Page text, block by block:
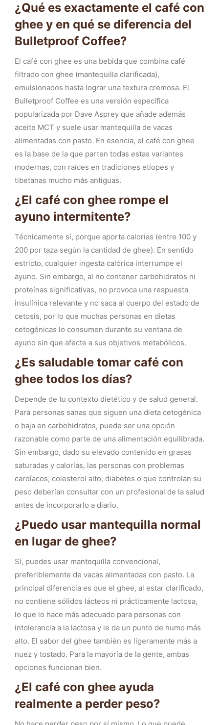
¿Qué es exactamente el café con
ghee y en qué se diferencia del
Bulletproof Coffee?
El café con ghee es una bebida que combina café
filtrado con ghee (mantequilla clarificada),
emulsionados hasta lograr una textura cremosa. El
Bulletproof Coffee es una versión específica
popularizada por Dave Asprey que añade además
aceite MCT y suele usar mantequilla de vacas
alimentadas con pasto. En esencia, el café con ghee
es la base de la que parten todas estas variantes
modernas, con raíces en tradiciones etíopes y
tibetanas mucho más antiguas.
¿El café con ghee rompe el
ayuno intermitente?
Técnicamente sí, porque aporta calorías (entre 100 y
200 por taza según la cantidad de ghee). En sentido
estricto, cualquier ingesta calórica interrumpe el
ayuno. Sin embargo, al no contener carbohidratos ni
proteínas significativas, no provoca una respuesta
insulínica relevante y no saca al cuerpo del estado de
cetosis, por lo que muchas personas en dietas
cetogénicas lo consumen durante su ventana de
ayuno sin que afecte a sus objetivos metabólicos.
¿Es saludable tomar café con
ghee todos los días?
Depende de tu contexto dietético y de salud general.
Para personas sanas que siguen una dieta cetogénica
o baja en carbohidratos, puede ser una opción
razonable como parte de una alimentación equilibrada.
Sin embargo, dado su elevado contenido en grasas
saturadas y calorías, las personas con problemas
cardíacos, colesterol alto, diabetes o que controlan su
peso deberían consultar con un profesional de la salud
antes de incorporarlo a diario.
¿Puedo usar mantequilla normal
en lugar de ghee?
Sí, puedes usar mantequilla convencional,
preferiblemente de vacas alimentadas con pasto. La
principal diferencia es que el ghee, al estar clarificado,
no contiene sólidos lácteos ni prácticamente lactosa,
lo que lo hace más adecuado para personas con
intolerancia a la lactosa y le da un punto de humo más
alto. El sabor del ghee también es ligeramente más a
nuez y tostado. Para la mayoría de la gente, ambas
opciones funcionan bien.
¿El café con ghee ayuda
realmente a perder peso?